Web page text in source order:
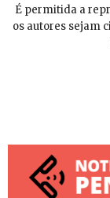
É permitida a
os autores sejam